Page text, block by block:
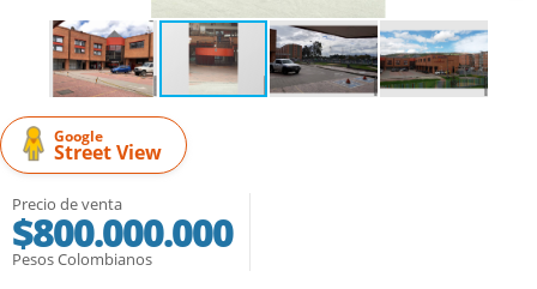
Google
Street View
Precio de venta
$800.000.000
Pesos Colombianos